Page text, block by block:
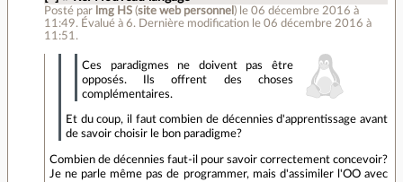
Posté par lmg HS(site web personnel ) le 06 décembre 2016 à
11:49. Évalué à 6. Dernière modification le 06 décembre 2016 à
11:51.
Ces paradigmes ne doivent pas être
opposés. Ils offrent des choses
complémentaires.
Et du coup, il faut combien de décennies d'apprentissage avant
de savoir choisir le bon paradigme?
Combien de décennies faut-il pour savoir correctement concevoir?
Je ne parle même pas de programmer, mais d'assimiler l'OO avec